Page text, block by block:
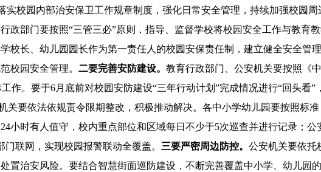
实校园内部治安保卫工作规章制度，强化日常安全管理，持续加强校园
政部门要按照“三管三必”原则，指导、监督学校将校园安全工作与教育
校长、幼儿园园长作为第一责任人的校园安保责任制，建立健全安全管
校园安全管理。 二要完善安防建设。 教育行政部门、公安机关要按照《
作。要于6月底前对校园安防建设“三年行动计划”完成情况进行“回头看”
关要依法依规责令限期整改，积极推动解决。各中小学幼儿园要按照标
小时有人值守，校内重点部位和区域每日不少于5次巡查并进行记录；公
联网，实现校园报警联动全覆盖。 三要严密周边防控。 公安机关要依托
置治安风险。要结合智慧街面巡防建设，不断完善覆盖中小学、幼儿园